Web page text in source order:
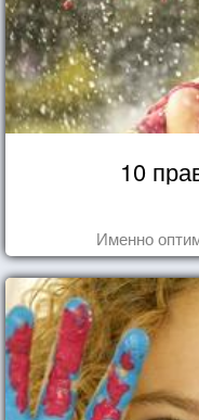
10
Именно